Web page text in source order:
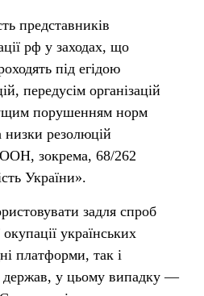
представників
рф у заходах, що
під егідою
передусім організацій
порушенням норм
низки резолюцій
ООН, зокрема, 68/262
України».
задля спроб
окупації українських
платформи, так і
держав, у цьому випадку —